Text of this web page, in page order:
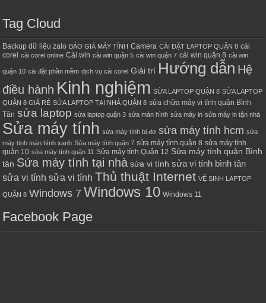
Tag Cloud
Backup dữ liệu zalo BÁO GIÁ MÁY TÍNH Camera CÀI ĐẶT LAPTOP QUẬN 8 cài
corel
cài corel online Cài win cài win quận 5 cài win quận 7 cài win quận 8 cài win
quận 10 cài đặt phần mềm dịch vụ cài corel Giải trí Hướng dẫn Hệ
điều hành Kinh nghiệm SỬA LAPTOP QUẬN 8 SỬA LAPTOP
QUẬN 8 GIÁ RẺ SỬA LAPTOP TẠI NHÀ QUẬN 8 sửa chữa máy vi tính quận Bình
Tân sửa laptop sửa laptop quận 3 sửa màn hình sửa máy in sửa máy in tận nhà
Sửa máy tính sửa máy tính bị đơ sửa máy tính hcm sửa
máy tính màn hình xanh Sửa máy tính quận 7 sửa máy tính quận 8 sửa máy tính
quận 10 sửa máy tính quận 11 Sửa máy tính Quận 12 Sửa máy tính quận Bình
tân Sửa máy tính tại nhà sửa vi tính sửa vi tính bình tân
sửa vi tính sửa vi tính Thủ thuật Internet VỆ SINH LAPTOP
QUẬN 8 Windows 7 Windows 10 Windows 11
Facebook Page